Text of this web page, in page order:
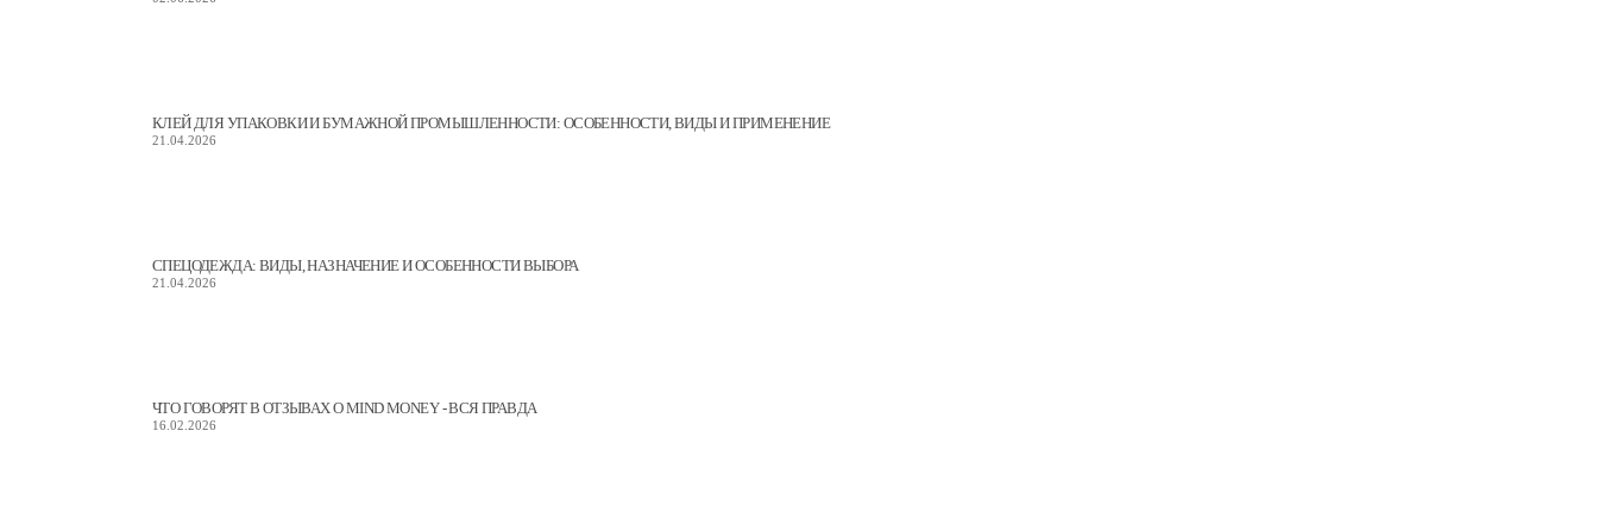
КЛЕЙ ДЛЯ УПАКОВКИ И БУМАЖНОЙ ПРОМЫШЛЕННОСТИ: ОСОБЕННОСТИ, ВИДЫ И ПРИМЕНЕНИЕ
21.04.2026
СПЕЦОДЕЖДА: ВИДЫ, НАЗНАЧЕНИЕ И ОСОБЕННОСТИ ВЫБОРА
21.04.2026
ЧТО ГОВОРЯТ В ОТЗЫВАХ О MIND MONEY - ВСЯ ПРАВДА
16.02.2026